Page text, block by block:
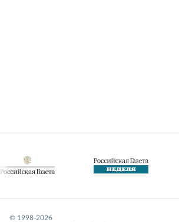
© 1998-2026